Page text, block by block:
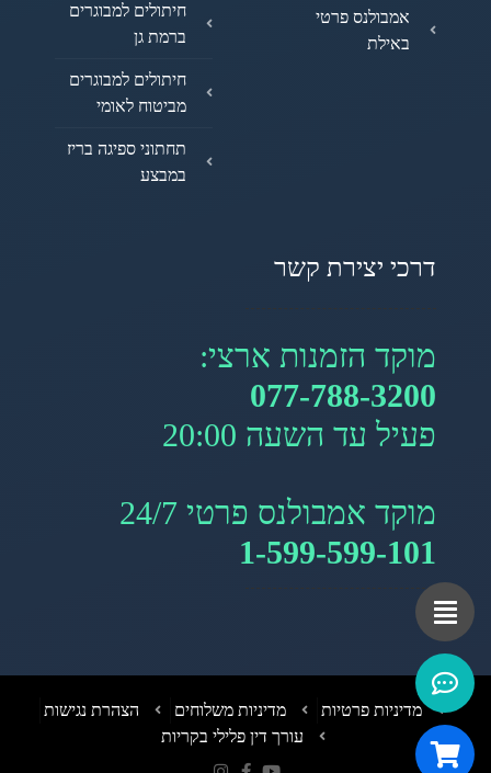
אמבולנס פרטי
באילת
חיתולים למבוגרים
ברמת גן
חיתולים למבוגרים
מביטוח לאומי
תחתוני ספיגה בריז
במבצע
דרכי יצירת קשר
מוקד הזמנות ארצי:
077-788-3200
פעיל עד השעה 20:00
מוקד אמבולנס פרטי 24/7
1-599-599-101
מדיניות פרטיות מדיניות משלוחים
הצהרת נגישות
עורך דין פלילי בקריות